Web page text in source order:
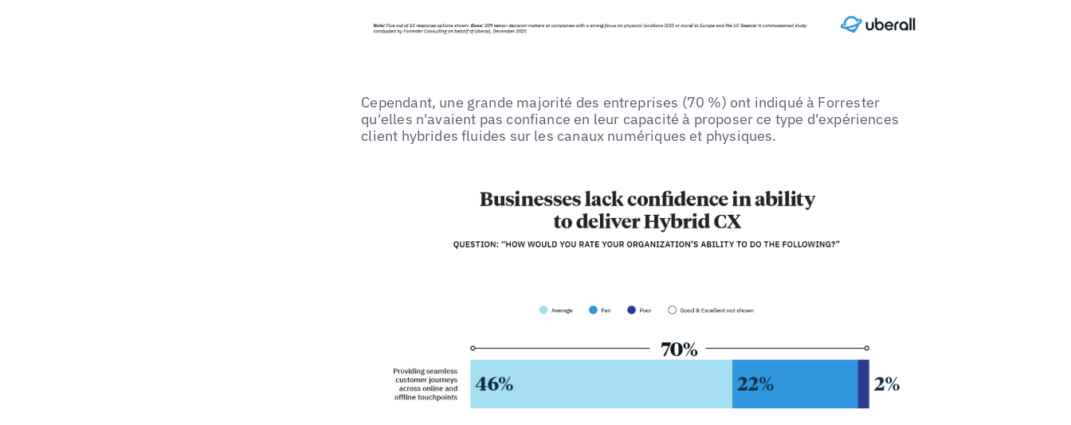
Cependant, une grande majorité des entreprises (70 %) ont indiqué à Forrester
qu'elles n'avaient pas confiance en leur capacité à proposer ce type d'expériences
client hybrides fluides sur les canaux numériques et physiques.